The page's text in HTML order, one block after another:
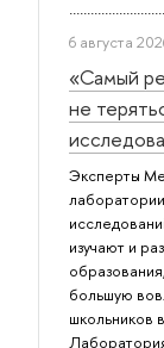
6 августа
«Самый
не
Эксперты
изучают и
большую
школьников